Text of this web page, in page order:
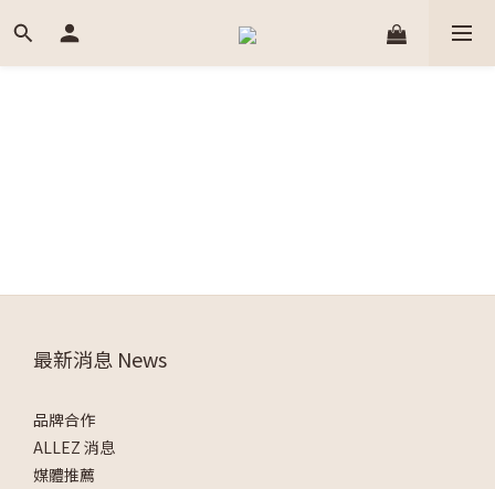
最新消息 News
品牌合作
ALLEZ 消息
媒體推薦